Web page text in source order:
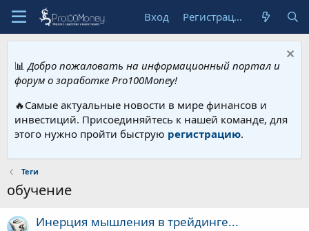
Вход Регистрация
📊 Добро пожаловать на информационный портал и
форум о заработке Pro100Money!
🔥Самые актуальные новости в мире финансов и
инвестиций. Присоединяйтесь к нашей команде, для
этого нужно пройти быструю регистрацию.
Теги
обучение
Инерция мышления в трейдинге...